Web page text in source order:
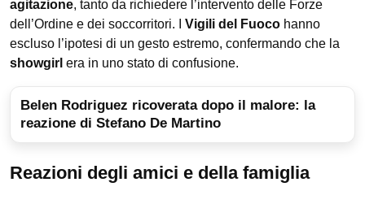
agitazione, tanto da richiedere l’intervento delle Forze
dell’Ordine e dei soccorritori. I Vigili del Fuoco hanno
escluso l’ipotesi di un gesto estremo, confermando che la
showgirl era in uno stato di confusione.
Belen Rodriguez ricoverata dopo il malore: la
reazione di Stefano De Martino
Reazioni degli amici e della famiglia